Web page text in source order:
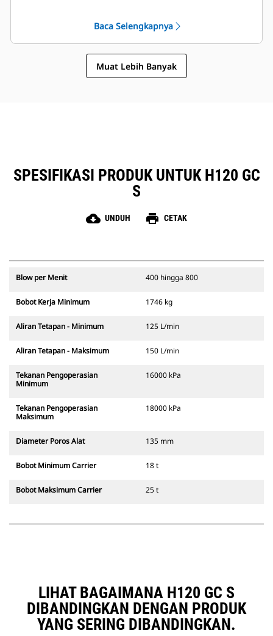
membantu mengurangi waktu
servis.
Verifikasi pengisian gas hammer
tanpa melepaskannya dari alat
berat Anda.
Baca Selengkapnya
Muat Lebih Banyak
SPESIFIKASI PRODUK UNTUK H120 GC
S
cloud_download UNDUH print CETAK
Blow per Menit 400 hingga 800
Bobot Kerja Minimum 1746 kg
Aliran Tetapan - Minimum 125 L/min
Aliran Tetapan - Maksimum 150 L/min
Tekanan Pengoperasian
Minimum
16000 kPa
Tekanan Pengoperasian
Maksimum
18000 kPa
Diameter Poros Alat 135 mm
Bobot Minimum Carrier 18 t
Bobot Maksimum Carrier 25 t
LIHAT BAGAIMANA H120 GC S
DIBANDINGKAN DENGAN PRODUK
YANG SERING DIBANDINGKAN.